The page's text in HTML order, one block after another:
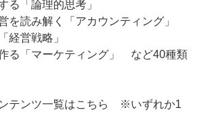
「論理的思考」
読み解く「アカウンティング」
経営戦略」
る「マーケティング」 など40種類
テンツ一覧はこちら ※いずれか1